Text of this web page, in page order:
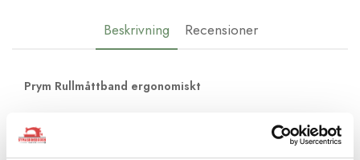
Beskrivning Recensioner
Prym Rullmåttband ergonomiskt
ergonomiska design, som tilldelades Red Dot Design Award
2012. Måttbandets plommonblå hölje ligger platt på bordet så